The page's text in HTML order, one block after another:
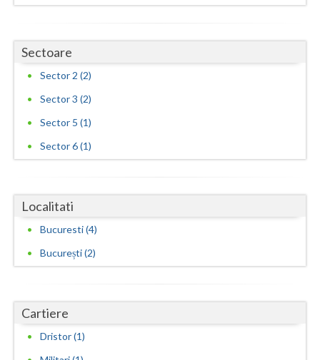
Sectoare
Sector 2 (2)
Sector 3 (2)
Sector 5 (1)
Sector 6 (1)
Localitati
Bucuresti (4)
București (2)
Cartiere
Dristor (1)